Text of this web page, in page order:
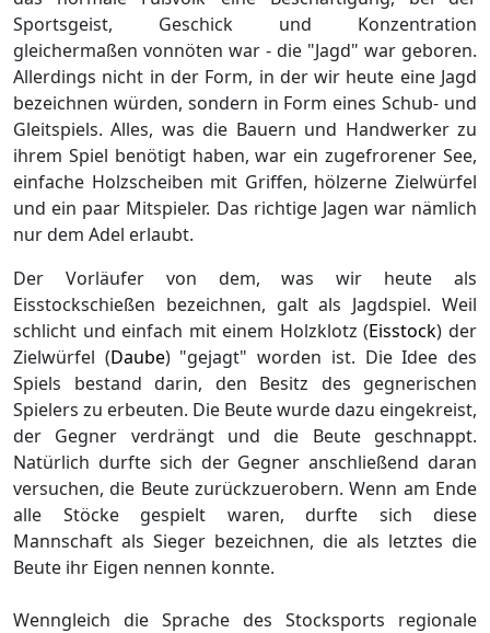
Sportsgeist, Geschick und Konzentration
gleichermaßen vonnöten war - die "Jagd" war geboren.
Allerdings nicht in der Form, in der wir heute eine Jagd
bezeichnen würden, sondern in Form eines Schub- und
Gleitspiels. Alles, was die Bauern und Handwerker zu
ihrem Spiel benötigt haben, war ein zugefrorener See,
einfache Holzscheiben mit Griffen, hölzerne Zielwürfel
und ein paar Mitspieler. Das richtige Jagen war nämlich
nur dem Adel erlaubt.
Der Vorläufer von dem, was wir heute als
Eisstockschießen bezeichnen, galt als Jagdspiel. Weil
schlicht und einfach mit einem Holzklotz (Eisstock) der
Zielwürfel (Daube) "gejagt" worden ist. Die Idee des
Spiels bestand darin, den Besitz des gegnerischen
Spielers zu erbeuten. Die Beute wurde dazu eingekreist,
der Gegner verdrängt und die Beute geschnappt.
Natürlich durfte sich der Gegner anschließend daran
versuchen, die Beute zurückzuerobern. Wenn am Ende
alle Stöcke gespielt waren, durfte sich diese
Mannschaft als Sieger bezeichnen, die als letztes die
Beute ihr Eigen nennen konnte.
Wenngleich die Sprache des Stocksports regionale